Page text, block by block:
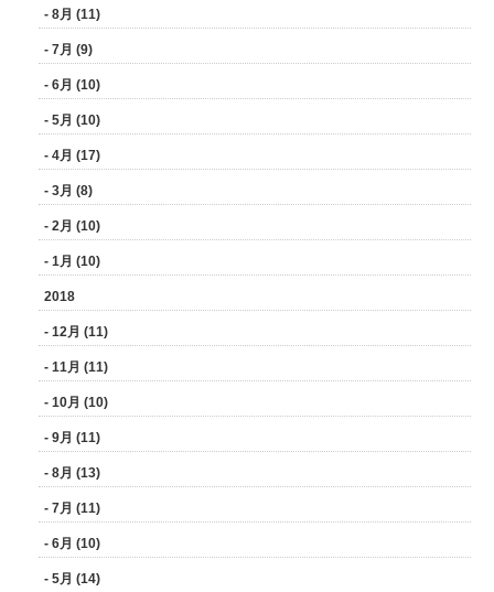
- 8月 (11)
- 7月 (9)
- 6月 (10)
- 5月 (10)
- 4月 (17)
- 3月 (8)
- 2月 (10)
- 1月 (10)
2018
- 12月 (11)
- 11月 (11)
- 10月 (10)
- 9月 (11)
- 8月 (13)
- 7月 (11)
- 6月 (10)
- 5月 (14)